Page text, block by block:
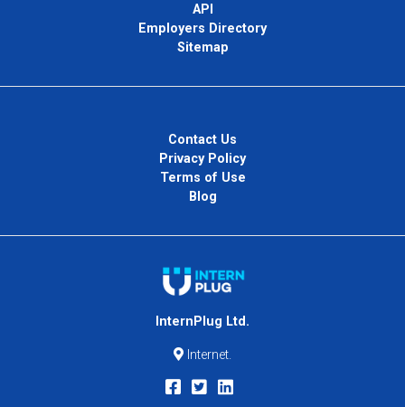
API
Employers Directory
Sitemap
Contact Us
Privacy Policy
Terms of Use
Blog
InternPlug Ltd.
Internet.